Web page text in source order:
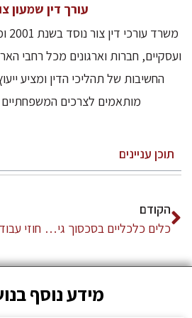
עורך דין שמעון
ועסקיים, חברות וארגונים מכל רחבי
החשיבות של תהליכי הדין ומציע
מותאמים לצרכים
תוכן עניינים
הקודם
כלים כלכליים בסכסוך גירושין עסקי: המדריך לבעלי עסקים
מידע נוסף